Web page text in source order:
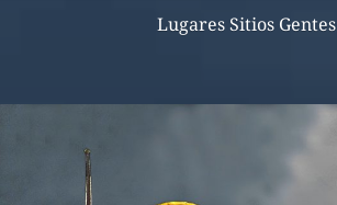
Lugares Sitios Gentes